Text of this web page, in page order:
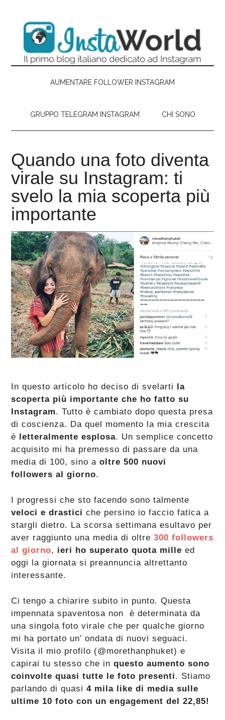
contenuto
principale
secondary
laterale
primaria
AUMENTARE FOLLOWER INSTAGRAM
GRUPPO TELEGRAM INSTAGRAM CHI SONO
Quando una foto diventa
virale su Instagram: ti
svelo la mia scoperta più
importante
In questo articolo ho deciso di svelarti la
scoperta più importante che ho fatto su
Instagram. Tutto è cambiato dopo questa presa
di coscienza. Da quel momento la mia crescita
è letteralmente esplosa. Un semplice concetto
acquisito mi ha premesso di passare da una
media di 100, sino a oltre 500 nuovi
followers al giorno.
I progressi che sto facendo sono talmente
veloci e drastici che persino io faccio fatica a
stargli dietro. La scorsa settimana esultavo per
aver raggiunto una media di oltre300 followers
al giorno, ieri ho superato quota mille ed
oggi la giornata si preannuncia altrettanto
interessante.
Ci tengo a chiarire subito in punto. Questa
impennata spaventosa non è determinata da
una singola foto virale che per qualche giorno
mi ha portato un’ ondata di nuovi seguaci.
Visita il mio profilo (@morethanphuket) e
capirai tu stesso che inquesto aumento sono
coinvolte quasi tutte le foto presenti. Stiamo
parlando di quasi4 mila like di media sulle
ultime 10 foto con un engagement del 22,85!